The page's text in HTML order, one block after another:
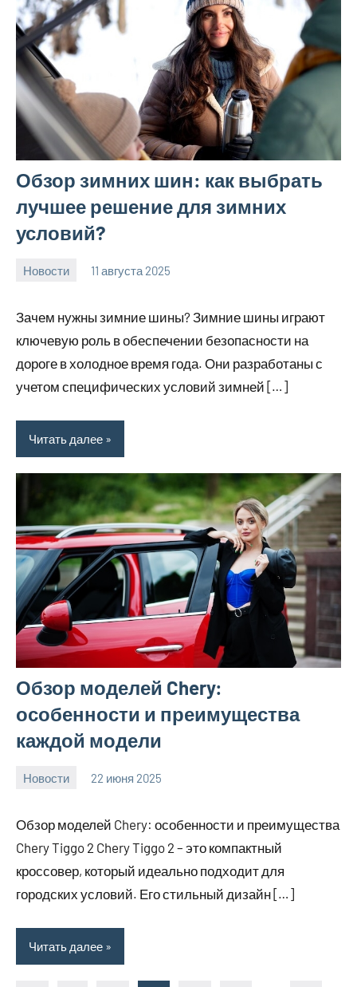
Обзор зимних шин: как выбрать
лучшее решение для зимних
условий?
Новости 11 августа 2025
Зачем нужны зимние шины? Зимние шины играют
ключевую роль в обеспечении безопасности на
дороге в холодное время года. Они разработаны с
учетом специфических условий зимней […]
Читать далее
Обзор моделей Chery:
особенности и преимущества
каждой модели
Новости 22 июня 2025
Обзор моделей Chery: особенности и преимущества
Chery Tiggo 2 Chery Tiggo 2 – это компактный
кроссовер, который идеально подходит для
городских условий. Его стильный дизайн […]
Читать далее